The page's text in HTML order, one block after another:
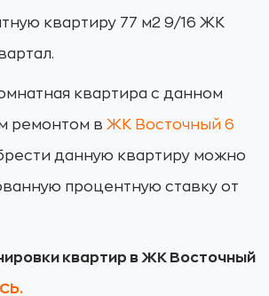
квартиру 77 м2 9/16 ЖК
квартира с данном
ремонтом в ЖК Восточный 6
данную квартиру можно
процентную ставку от
квартир в ЖК Восточный
.